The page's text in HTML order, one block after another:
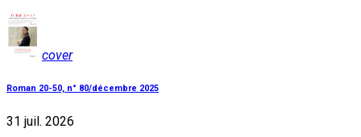
cover
Roman 20-50, n° 80/décembre 2025
31 juil. 2026